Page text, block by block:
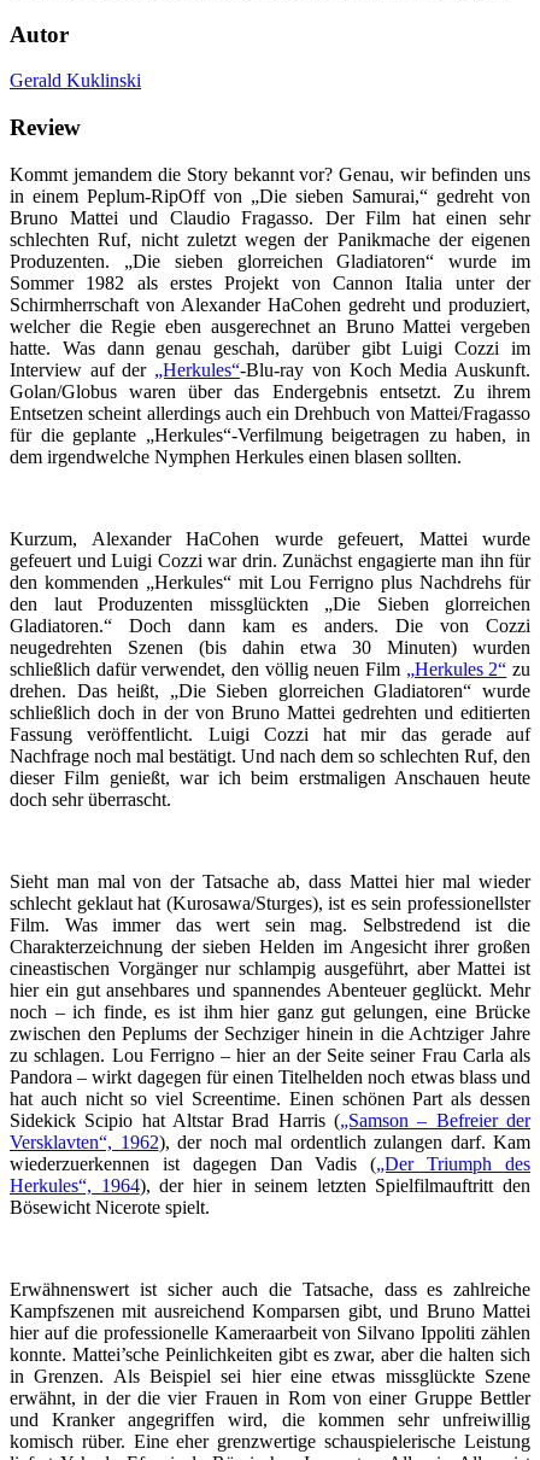
Autor
Gerald Kuklinski
Review
Kommt jemandem die Story bekannt vor? Genau, wir befinden uns
in einem Peplum-RipOff von „Die sieben Samurai,“ gedreht von
Bruno Mattei und Claudio Fragasso. Der Film hat einen sehr
schlechten Ruf, nicht zuletzt wegen der Panikmache der eigenen
Produzenten. „Die sieben glorreichen Gladiatoren“ wurde im
Sommer 1982 als erstes Projekt von Cannon Italia unter der
Schirmherrschaft von Alexander HaCohen gedreht und produziert,
welcher die Regie eben ausgerechnet an Bruno Mattei vergeben
hatte. Was dann genau geschah, darüber gibt Luigi Cozzi im
Interview auf der „Herkules“-Blu-ray von Koch Media Auskunft.
Golan/Globus waren über das Endergebnis entsetzt. Zu ihrem
Entsetzen scheint allerdings auch ein Drehbuch von Mattei/Fragasso
für die geplante „Herkules“-Verfilmung beigetragen zu haben, in
dem irgendwelche Nymphen Herkules einen blasen sollten.
Kurzum, Alexander HaCohen wurde gefeuert, Mattei wurde
gefeuert und Luigi Cozzi war drin. Zunächst engagierte man ihn für
den kommenden „Herkules“ mit Lou Ferrigno plus Nachdrehs für
den laut Produzenten missglückten „Die Sieben glorreichen
Gladiatoren.“ Doch dann kam es anders. Die von Cozzi
neugedrehten Szenen (bis dahin etwa 30 Minuten) wurden
schließlich dafür verwendet, den völlig neuen Film „Herkules 2“ zu
drehen. Das heißt, „Die Sieben glorreichen Gladiatoren“ wurde
schließlich doch in der von Bruno Mattei gedrehten und editierten
Fassung veröffentlicht. Luigi Cozzi hat mir das gerade auf
Nachfrage noch mal bestätigt. Und nach dem so schlechten Ruf, den
dieser Film genießt, war ich beim erstmaligen Anschauen heute
doch sehr überrascht.
Sieht man mal von der Tatsache ab, dass Mattei hier mal wieder
schlecht geklaut hat (Kurosawa/Sturges), ist es sein professionellster
Film. Was immer das wert sein mag. Selbstredend ist die
Charakterzeichnung der sieben Helden im Angesicht ihrer großen
cineastischen Vorgänger nur schlampig ausgeführt, aber Mattei ist
hier ein gut ansehbares und spannendes Abenteuer geglückt. Mehr
noch – ich finde, es ist ihm hier ganz gut gelungen, eine Brücke
zwischen den Peplums der Sechziger hinein in die Achtziger Jahre
zu schlagen. Lou Ferrigno – hier an der Seite seiner Frau Carla als
Pandora – wirkt dagegen für einen Titelhelden noch etwas blass und
hat auch nicht so viel Screentime. Einen schönen Part als dessen
Sidekick Scipio hat Altstar Brad Harris („Samson – Befreier der
Versklavten“, 1962), der noch mal ordentlich zulangen darf. Kam
wiederzuerkennen ist dagegen Dan Vadis („Der Triumph des
Herkules“, 1964), der hier in seinem letzten Spielfilmauftritt den
Bösewicht Nicerote spielt.
Erwähnenswert ist sicher auch die Tatsache, dass es zahlreiche
Kampfszenen mit ausreichend Komparsen gibt, und Bruno Mattei
hier auf die professionelle Kameraarbeit von Silvano Ippoliti zählen
konnte. Mattei’sche Peinlichkeiten gibt es zwar, aber die halten sich
in Grenzen. Als Beispiel sei hier eine etwas missglückte Szene
erwähnt, in der die vier Frauen in Rom von einer Gruppe Bettler
und Kranker angegriffen wird, die kommen sehr unfreiwillig
komisch rüber. Eine eher grenzwertige schauspielerische Leistung